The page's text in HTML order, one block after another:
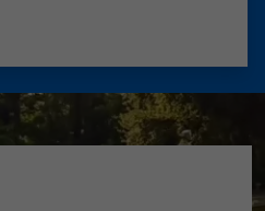
su 5
5